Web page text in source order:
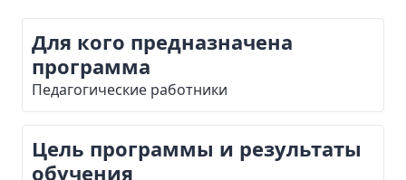
Для кого предназначена
программа
Педагогические работники
Цель программы и результаты
обучения